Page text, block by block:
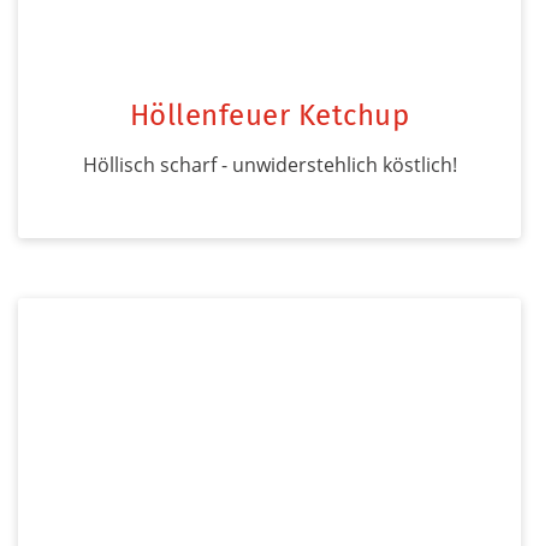
Höllenfeuer Ketchup
Höllisch scharf - unwiderstehlich köstlich!